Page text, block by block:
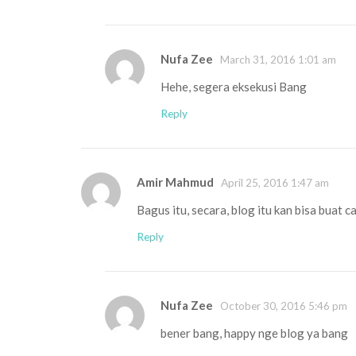
Nufa Zee March 31, 2016 1:01 am
Hehe, segera eksekusi Bang
Reply
Amir Mahmud April 25, 2016 1:47 am
Bagus itu, secara, blog itu kan bisa buat
Reply
Nufa Zee October 30, 2016 5:46 pm
bener bang, happy nge blog ya bang